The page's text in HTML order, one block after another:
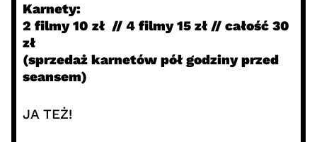
Karnety:
2 filmy 10 zł // 4 filmy 15 zł // całość 30
zł
(sprzedaż karnetów pół godziny przed
seansem)
JA TEŻ!